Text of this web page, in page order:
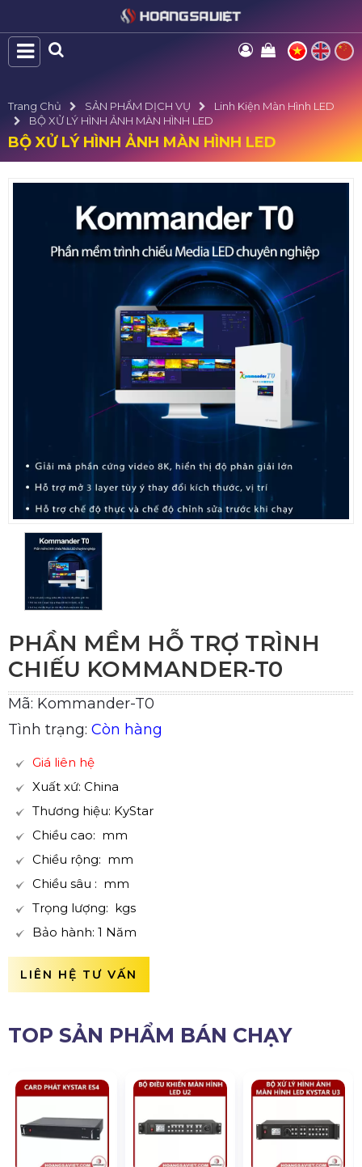
Trang Chủ SẢN PHẨM DỊCH VỤ
Linh Kiện Màn Hình LED
BỘ XỬ LÝ HÌNH ẢNH MÀN HÌNH LED
BỘ XỬ LÝ HÌNH ẢNH MÀN HÌNH LED
PHẦN MỀM HỖ TRỢ TRÌNH
CHIẾU KOMMANDER-T0
Mã: Kommander-T0
Tình trạng: Còn hàng
Giá liên hệ
Xuất xứ: China
Thương hiệu: KyStar
Chiều cao: mm
Chiều rộng: mm
Chiều sâu : mm
Trọng lượng: kgs
Bảo hành: 1 Năm
LIÊN HỆ TƯ VẤN
TOP SẢN PHẨM BÁN CHẠY